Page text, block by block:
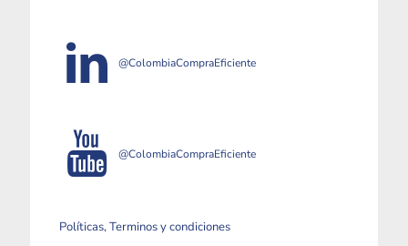
@ColombiaCompraEficiente
@ColombiaCompraEficiente
Políticas, Terminos y condiciones